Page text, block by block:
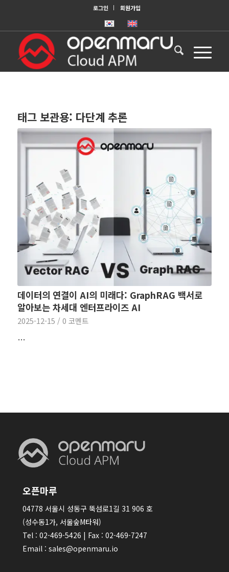
로그인 회원가입
태그 보관용: 다단계 추론
데이터의 연결이 AI의 미래다: GraphRAG 백서로
알아보는 차세대 엔터프라이즈 AI
2025-12-15 / 0 코멘트
…
오픈마루
04778 서울시 성동구 뚝섬로1길 31 906 호
(성수동1가, 서울숲M타워)
Tel : 02-469-5426 | Fax : 02-469-7247
Email : sales@openmaru.io